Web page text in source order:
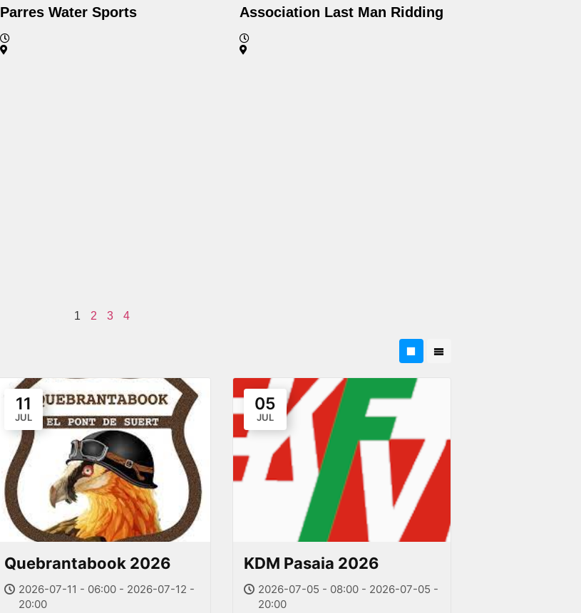
Parres Water Sports Association Last Man Ridding
1 2 3 4
11
JUL
Quebrantabook 2026
2026-07-11 - 06:00 - 2026-07-12 -
20:00
05
JUL
KDM Pasaia 2026
2026-07-05 - 08:00 - 2026-07-05 -
20:00